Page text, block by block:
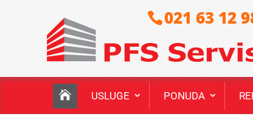
021 63 12
USLUGE PONUDA